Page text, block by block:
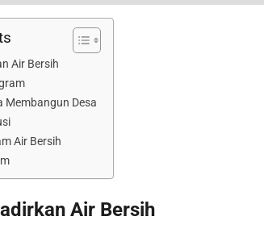
Air Bersih
Membangun Desa
Air Bersih
Air Bersih